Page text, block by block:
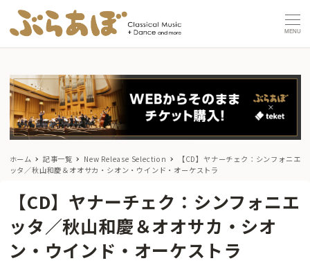
MENU
ホーム 記事一覧 New Release Selection
【CD】ヤナーチェク：シンフォニエ
ッタ／秋山和慶＆オオサカ・シオン・ウインド・オーケストラ
【CD】ヤナーチェク：シンフォニエ
ッタ／秋山和慶＆オオサカ・シオ
ン・ウインド・オーケストラ